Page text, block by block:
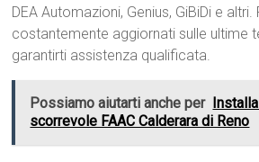
DEA Automazioni, Genius, GiBiDi e
costantemente aggiornati sulle ultime
garantirti assistenza qualificata.
Possiamo aiutarti anche per
scorrevole FAAC Calderara di Reno